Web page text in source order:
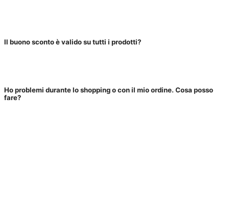
Il buono sconto è valido su tutti i prodotti?
Ho problemi durante lo shopping o con il mio ordine. Cosa posso
fare?